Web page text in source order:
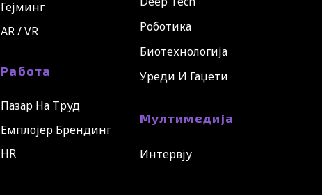
Гејминг
AR / VR
Работа
Пазар На Труд
Емплојер Брендинг
HR
Роботика
Биотехнологија
Уреди И Гаџети
Мултимедија
Интервју